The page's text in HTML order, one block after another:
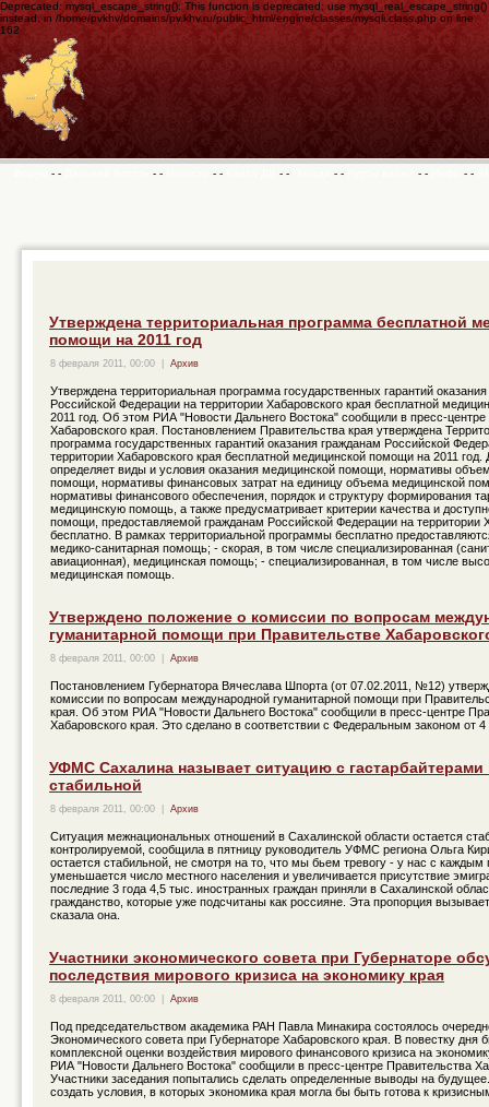
Deprecated: mysql_escape_string(): This function is deprecated; use mysql_real_escape_string()
instead. in /home/pvkhv/domains/pv.khv.ru/public_html/engine/classes/mysqli.class.php on line
162
- - - - - - - - - - - - - -
Утверждена территориальная программа бесплатной
помощи на 2011 год
8 февраля 2011, 00:00 Архив
Утверждена территориальная программа государственных гарантий
Российской Федерации на территории Хабаровского края бесплатной
2011 год. Об этом РИА "Новости Дальнего Востока" сообщили в пресс-центре
Хабаровского края. Постановлением Правительства края утверждена
программа государственных гарантий оказания гражданам Российской
территории Хабаровского края бесплатной медицинской помощи на 2011
определяет виды и условия оказания медицинской помощи, нормативы
помощи, нормативы финансовых затрат на единицу объема медицинской
нормативы финансового обеспечения, порядок и структуру формирования
медицинскую помощь, а также предусматривает критерии качества и
помощи, предоставляемой гражданам Российской Федерации на территории
бесплатно. В рамках территориальной программы бесплатно
медико-санитарная помощь; - скорая, в том числе специализированная
авиационная), медицинская помощь; - специализированная, в том числе
медицинская помощь.
Утверждено положение о комиссии по вопросам
гуманитарной помощи при Правительстве
8 февраля 2011, 00:00 Архив
Постановлением Губернатора Вячеслава Шпорта (от 07.02.2011, №12)
комиссии по вопросам международной гуманитарной помощи при
края. Об этом РИА "Новости Дальнего Востока" сообщили в пресс-центре
Хабаровского края. Это сделано в соответствии с Федеральным законом от 4
УФМС Сахалина называет ситуацию с гастарбайтерами
стабильной
8 февраля 2011, 00:00 Архив
Ситуация межнациональных отношений в Сахалинской области остается
контролируемой, сообщила в пятницу руководитель УФМС региона Ольга
остается стабильной, не смотря на то, что мы бьем тревогу - у нас с каждым
уменьшается число местного населения и увеличивается присутствие
последние 3 года 4,5 тыс. иностранных граждан приняли в Сахалинской
гражданство, которые уже подсчитаны как россияне. Эта пропорция
сказала она.
Участники экономического совета при Губернаторе
последствия мирового кризиса на экономику края
8 февраля 2011, 00:00 Архив
Под председательством академика РАН Павла Минакира состоялось
Экономического совета при Губернаторе Хабаровского края. В повестку дня
комплексной оценки воздействия мирового финансового кризиса на
РИА "Новости Дальнего Востока" сообщили в пресс-центре Правительства
Участники заседания попытались сделать определенные выводы на
создать условия, в которых экономика края могла бы быть готова к